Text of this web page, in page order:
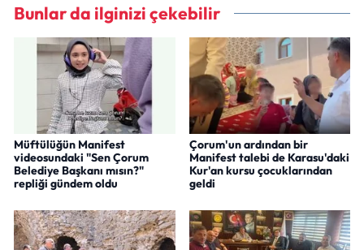
Bunlar da ilginizi çekebilir
Müftülüğün Manifest
videosundaki "Sen Çorum
Belediye Başkanı mısın?"
repliği gündem oldu
Çorum'un ardından bir
Manifest talebi de Karasu'daki
Kur'an kursu çocuklarından
geldi